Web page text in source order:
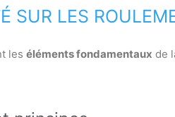
SUR LES
les éléments fondamentaux de